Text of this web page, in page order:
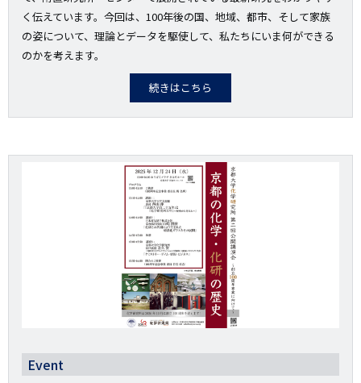
く伝えています。今回は、100年後の国、地域、都市、そして家族
の姿について、理論とデータを駆使して、私たちにいま何ができる
のかを考えます。
続きはこちら
Event